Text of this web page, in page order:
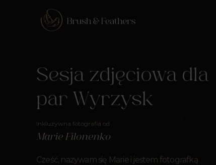
Sesja zdjęciowa dla
par Wyrzysk
Inkluzywna fotografia od
Marie Filonenko
Cześć, nazywam się Marie i jestem fotografką